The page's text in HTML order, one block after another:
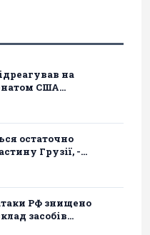
на
США...
остаточно
Грузії, -...
РФ знищено
засобів...